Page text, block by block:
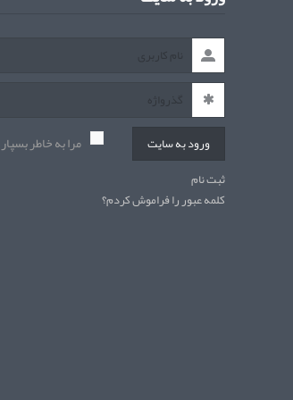
ورود به سایت مرا به خاطر بسپار
ثبت نام
کلمه عبور را فراموش کردم؟